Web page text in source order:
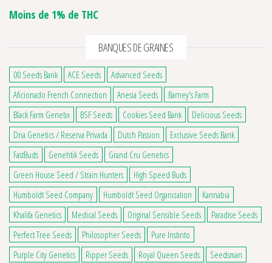
Moins de 1% de THC
BANQUES DE GRAINES
00 Seeds Bank ACE Seeds
Advanced Seeds
Aficionado French Connection
Anesia Seeds
Barney's Farm
Black Farm Genetix
BSF Seeds Cookies Seed Bank
Delicious Seeds
Dna Genetics / Reserva Privada
Dutch Passion
Exclusive Seeds Bank
FastBuds
Genehtik Seeds
Grand Cru Genetics
Green House Seed / Strain Hunters
High Speed Buds
Humboldt Seed Company
Humboldt Seed Organization
Kannabia
Khalifa Genetics
Medical Seeds Original Sensible Seeds
Paradise Seeds
Perfect Tree Seeds
Philosopher Seeds
Pure Instinto
Purple City Genetics
Ripper Seeds Royal Queen Seeds
Seedsman